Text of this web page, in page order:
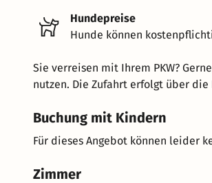
Hundepreise
Hunde können
Sie verreisen mit Ihrem PKW?
nutzen. Die Zufahrt erfolgt über die
Buchung mit Kindern
Für dieses Angebot können leider
Zimmer